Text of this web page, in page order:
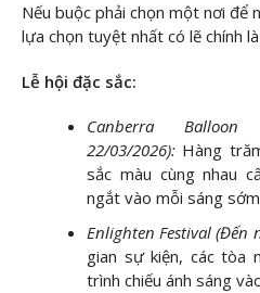
Nếu buộc phải chọn một nơi để
lựa chọn tuyệt nhất có lẽ chính
Lễ hội đặc sắc:
Canberra
22/03/2026): Hàng
sắc màu cùng nhau
ngắt vào mỗi sáng sớm
Enlighten Festival (Đến
gian sự kiện, các tòa
trình chiếu ánh sáng